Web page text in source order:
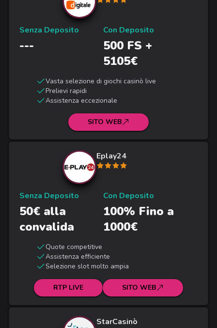
Senza Deposito
---
Con Deposito
500 FS +
5105€
Vasta selezione di giochi casinò live
Prelievi rapidi
Assistenza eccezionale
SITO WEB
Eplay24
Senza Deposito
50€ alla
convalida
Con Deposito
100% Fino a
1000€
Quote competitive
Assistenza efficiente
Selezione slot molto ampia
RTP LIVE SITO WEB
StarCasinò